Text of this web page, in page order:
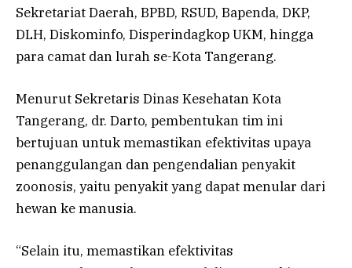
Sekretariat Daerah, BPBD, RSUD, Bapenda, DKP,
DLH, Diskominfo, Disperindagkop UKM, hingga
para camat dan lurah se-Kota Tangerang.
Menurut Sekretaris Dinas Kesehatan Kota
Tangerang, dr. Darto, pembentukan tim ini
bertujuan untuk memastikan efektivitas upaya
penanggulangan dan pengendalian penyakit
zoonosis, yaitu penyakit yang dapat menular dari
hewan ke manusia.
“Selain itu, memastikan efektivitas